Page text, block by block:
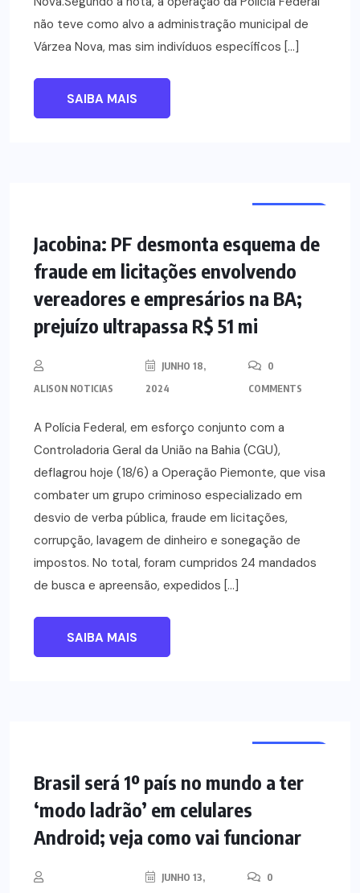
não teve como alvo a administração municipal de
Várzea Nova, mas sim indivíduos específicos […]
SAIBA MAIS
Jacobina: PF desmonta esquema de
fraude em licitações envolvendo
vereadores e empresários na BA;
prejuízo ultrapassa R$ 51 mi
ALISON NOTICIAS
JUNHO 18,
2024
0
COMMENTS
A Polícia Federal, em esforço conjunto com a
Controladoria Geral da União na Bahia (CGU),
deflagrou hoje (18/6) a Operação Piemonte, que visa
combater um grupo criminoso especializado em
desvio de verba pública, fraude em licitações,
corrupção, lavagem de dinheiro e sonegação de
impostos. No total, foram cumpridos 24 mandados
de busca e apreensão, expedidos […]
SAIBA MAIS
Brasil será 1º país no mundo a ter
‘modo ladrão’ em celulares
Android; veja como vai funcionar
JUNHO 13,
0